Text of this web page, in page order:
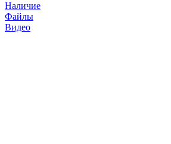
Наличие
Файлы
Видео